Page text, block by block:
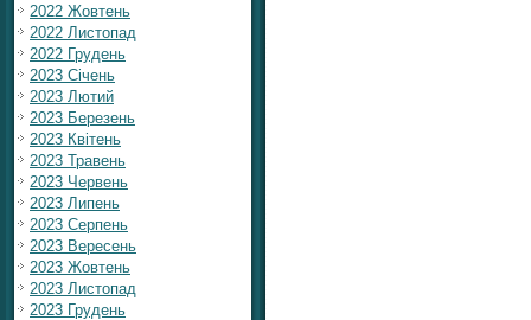
2022 Жовтень
2022 Листопад
2022 Грудень
2023 Січень
2023 Лютий
2023 Березень
2023 Квітень
2023 Травень
2023 Червень
2023 Липень
2023 Серпень
2023 Вересень
2023 Жовтень
2023 Листопад
2023 Грудень